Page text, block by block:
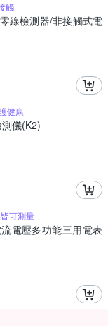
觸
線檢測器/非接觸式電
健康
儀(K2)
可測量
流電壓多功能三用電表